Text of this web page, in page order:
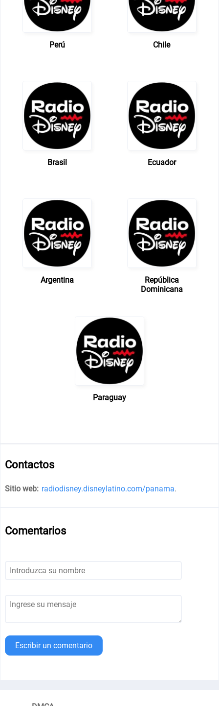
Perú Chile
Brasil Ecuador
Argentina
República
Dominicana
Paraguay
Contactos
Sitio web: radiodisney.disneylatino.com/panama.
Comentarios
Escribir un comentario